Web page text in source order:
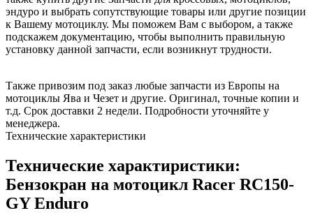
эндуро и выбрать сопутствующие товары или другие позиции
к Вашему мотоциклу. Мы поможем Вам с выбором, а также
подскажем документацию, чтобы выполнить правильную
установку данной запчасти, если возникнут трудности.
Также привозим под заказ любые запчасти из Европы на
мотоциклы Ява и Чезет и другие. Оригинал, точные копии и
т.д. Срок доставки 2 недели. Подробности уточняйте у
менеджера.
Технические характеристики
Технические характиристики:
Бензокран на мотоцикл Racer RC150-
GY Enduro